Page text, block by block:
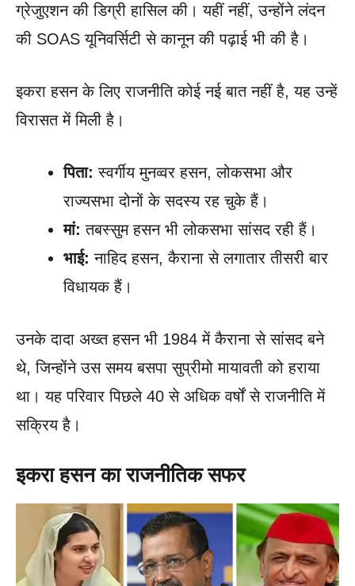
ग्रेजुएशन की डिग्री हासिल की। यहीं नहीं, उन्होंने लंदन
की SOAS यूनिवर्सिटी से कानून की पढ़ाई भी की है।
इकरा हसन के लिए राजनीति कोई नई बात नहीं है, यह उन्हें
विरासत में मिली है।
पिता: स्वर्गीय मुनव्वर हसन, लोकसभा और
राज्यसभा दोनों के सदस्य रह चुके हैं।
मां: तबस्सुम हसन भी लोकसभा सांसद रही हैं।
भाई: नाहिद हसन, कैराना से लगातार तीसरी बार
विधायक हैं।
उनके दादा अख्त हसन भी 1984 में कैराना से सांसद बने
थे, जिन्होंने उस समय बसपा सुप्रीमो मायावती को हराया
था। यह परिवार पिछले 40 से अधिक वर्षों से राजनीति में
सक्रिय है।
इकरा हसन का राजनीतिक सफर